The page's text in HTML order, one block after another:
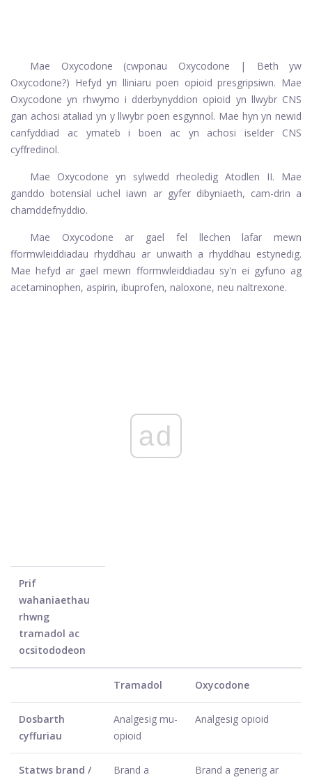
Mae Oxycodone (cwponau Oxycodone | Beth yw
Oxycodone?) Hefyd yn lliniaru poen opioid presgripsiwn. Mae
Oxycodone yn rhwymo i dderbynyddion opioid yn llwybr CNS
gan achosi ataliad yn y llwybr poen esgynnol. Mae hyn yn newid
canfyddiad ac ymateb i boen ac yn achosi iselder CNS
cyffredinol.
Mae Oxycodone yn sylwedd rheoledig Atodlen II. Mae
ganddo botensial uchel iawn ar gyfer dibyniaeth, cam-drin a
chamddefnyddio.
Mae Oxycodone ar gael fel llechen lafar mewn
fformwleiddiadau rhyddhau ar unwaith a rhyddhau estynedig.
Mae hefyd ar gael mewn fformwleiddiadau sy'n ei gyfuno ag
acetaminophen, aspirin, ibuprofen, naloxone, neu naltrexone.
ad
Prif
wahaniaethau
rhwng
tramadol ac
ocsitododeon
Tramadol Oxycodone
Dosbarth
cyffuriau
Analgesig mu-
opioid
Analgesig opioid
Statws brand /
Brand a
Brand a generig ar